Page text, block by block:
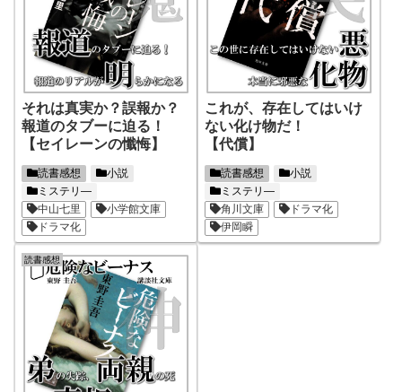
それは真実か？誤報か？
報道のタブーに迫る！
【セイレーンの懺悔】
読書感想
小説
ミステリ―
中山七里
小学館文庫
ドラマ化
これが、存在してはいけ
ない化け物だ！
【代償】
読書感想
小説
ミステリ―
角川文庫
ドラマ化
伊岡瞬
読書感想